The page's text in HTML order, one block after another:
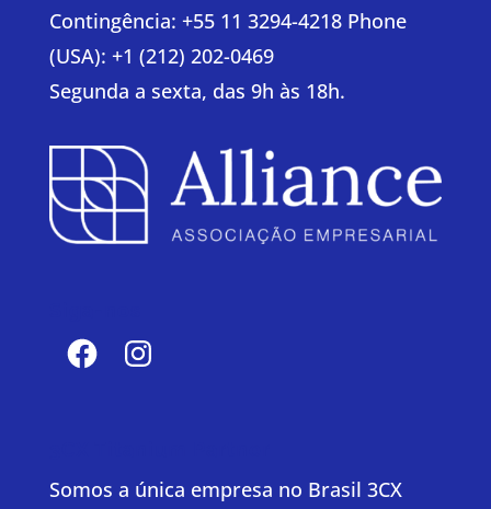
Contingência: +55 11 3294-4218 Phone
(USA): +1 (212) 202-0469
Segunda a sexta, das 9h às 18h.
FacebookInstagram
Somos a única empresa no Brasil 3CX